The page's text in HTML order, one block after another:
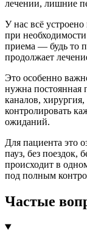
лечении, лишние
У нас всё
при
приема — будь то
продолжает
Это особенно
нужна постоянная
каналов,
контролировать
ожиданий.
Для пациента это
пауз, без поездок,
происходит в
под полным
Частые